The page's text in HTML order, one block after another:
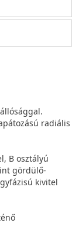
radiális
B osztályú
gördülő-
kivitel